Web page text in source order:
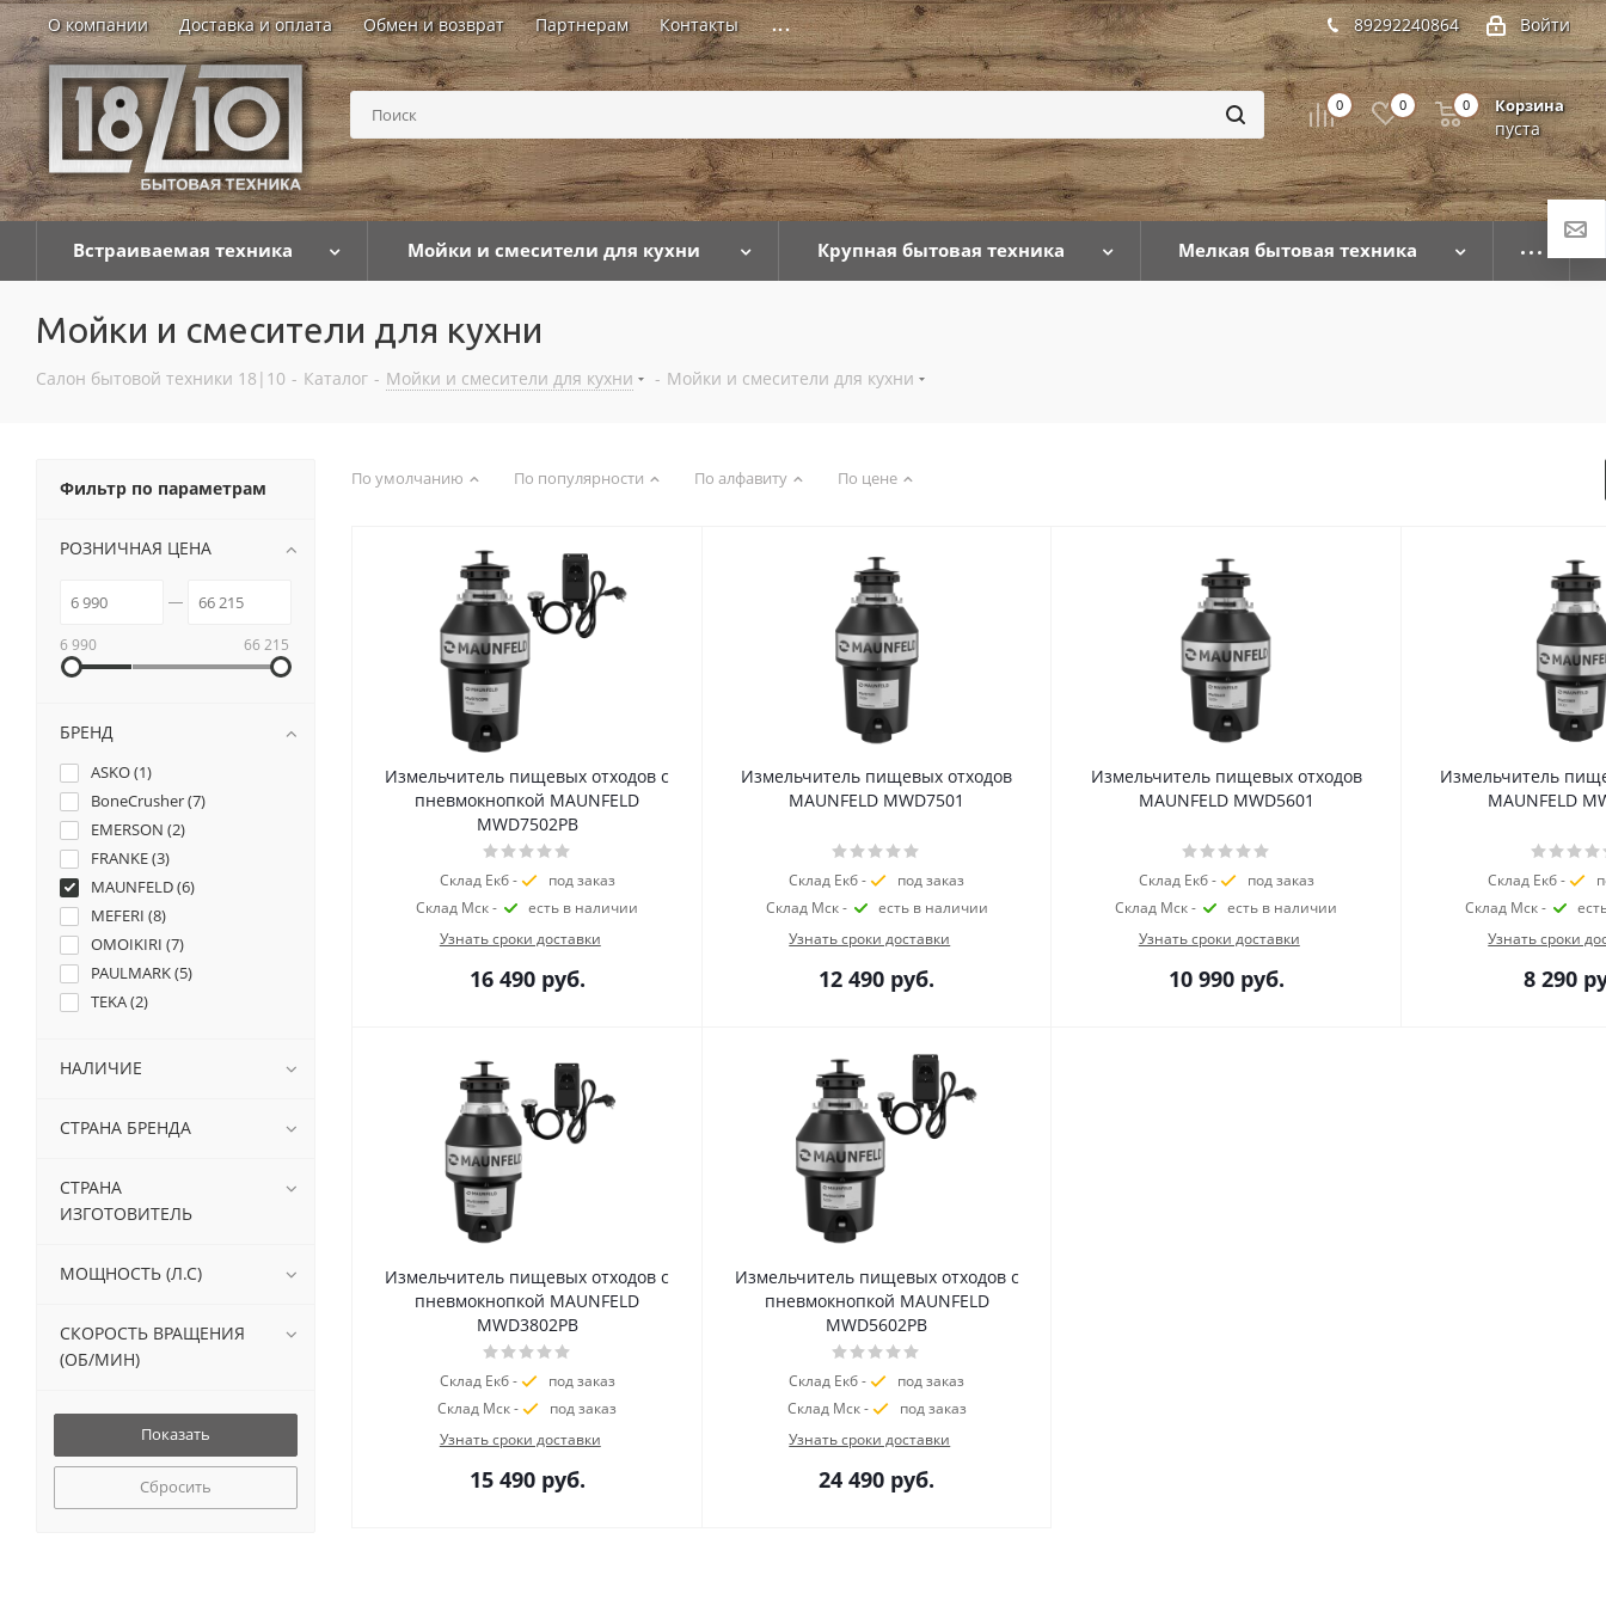
О компании Доставка и оплата Обмен и возврат Партнерам Контакты ... Войти
89292240864
0 0 Корзина
пуста
0
Встраиваемая техника Мойки и смесители для кухни Крупная бытовая техника Мелкая бытовая техника
Мойки и смесители для кухни
Салон бытовой техники 18|10 - Каталог - Мойки и смесители для кухни - Мойки и смесители для кухни
По умолчанию По популярности По алфавиту По цене
Измельчитель пищевых отходов с
пневмокнопкой MAUNFELD
MWD7502PB
Склад Екб -
под заказ
Склад Мск -
есть в наличии
Узнать сроки доставки
16 490руб.
Измельчитель пищевых отходов
MAUNFELD MWD7501
Склад Екб -
под заказ
Склад Мск -
есть в наличии
Узнать сроки доставки
12 490 руб.
Измельчитель пищевых отходов
MAUNFELD MWD5601
Склад Екб -
под заказ
Склад Мск -
есть в наличии
Узнать сроки доставки
10 990руб.
Измельчитель
MAUNFELD
Склад Екб -
Склад Мск -
Узнать сроки
8 290
Измельчитель пищевых отходов с
пневмокнопкой MAUNFELD
MWD3802PB
Склад Екб -
под заказ
Склад Мск -
под заказ
Узнать сроки доставки
15 490руб.
Измельчитель пищевых отходов с
пневмокнопкой MAUNFELD
MWD5602PB
Склад Екб -
под заказ
Склад Мск -
под заказ
Узнать сроки доставки
24 490 руб.
Фильтр по параметрам
РОЗНИЧНАЯ ЦЕНА
6 990 66 215
БРЕНД
ASKO (1)
BoneCrusher (7)
EMERSON (2)
FRANKE (3)
MAUNFELD (6)
MEFERI (8)
OMOIKIRI (7)
PAULMARK (5)
TEKA (2)
НАЛИЧИЕ
СТРАНА БРЕНДА
СТРАНА
ИЗГОТОВИТЕЛЬ
МОЩНОСТЬ (Л.С)
СКОРОСТЬ ВРАЩЕНИЯ
(ОБ/МИН)
Сбросить